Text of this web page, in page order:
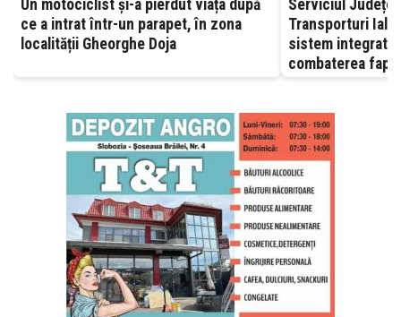
Un motociclist și-a pierdut viața după
ce a intrat într-un parapet, în zona
localității Gheorghe Doja
Serviciul
Transporturi Ialomița –
sistem integrat,
combaterea